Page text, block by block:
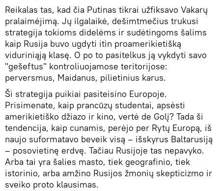
Reikalas tas, kad čia Putinas tikrai užfiksavo Vakarų
pralaimėjimą. Jų ilgalaikė, dešimtmečius trukusi
strategija tokioms didelėms ir sudėtingoms šalims
kaip Rusija buvo ugdyti itin proamerikietišką
viduriniąją klasę. O po to pasitelkus ją vykdyti savo
"gešeftus" kontroliuojamose teritorijose:
perversmus, Maidanus, pilietinius karus.
Ši strategija puikiai pasiteisino Europoje.
Prisimenate, kaip prancūzų studentai, apsėsti
amerikietiško džiazo ir kino, vertė de Golį? Tada ši
tendencija, kaip cunamis, perėjo per Rytų Europą, iš
naujo suformatavo beveik visą – išskyrus Baltarusiją
– posovietinę erdvę. Tačiau Rusijoje tas nepavyko.
Arba tai yra šalies masto, tiek geografinio, tiek
istorinio, arba amžino Rusijos žmonių skepticizmo ir
sveiko proto klausimas.